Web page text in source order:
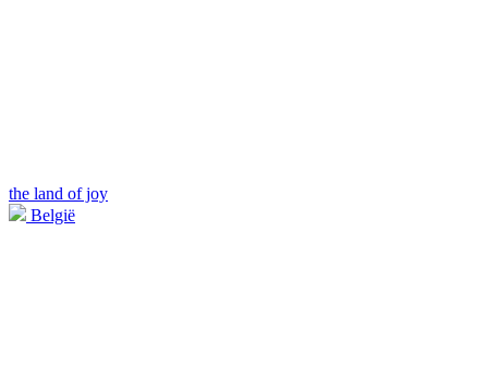
the land of joy
België